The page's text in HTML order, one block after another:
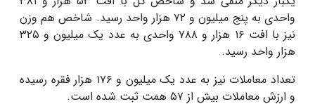
واحدی به پنج میلیون و ۷۲ هزار واحد رسید. شاخص هم وزن
نیز با افت ۱۶ هزار و ۷۸۸ واحدی به عدد یک میلیون و ۳۲۵
هزار واحد رسید.
تعداد معاملات نیز به عدد یک میلیون و ۱۷۶ هزار فقره رسیده
و ارزش معاملات بیش از ۵۷ همت ثبت شده است.